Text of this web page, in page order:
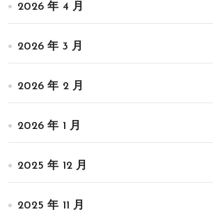
2026 年 4 月
2026 年 3 月
2026 年 2 月
2026 年 1 月
2025 年 12 月
2025 年 11 月